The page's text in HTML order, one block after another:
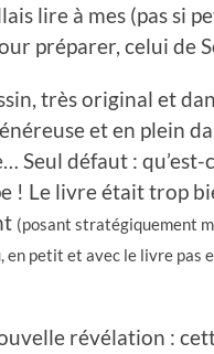
lire à mes (pas si
préparer, celui de
très original et
et en plein
Seul défaut : qu’est-
! Le livre était trop
(posant stratégiquement
en petit et avec le livre pas
révélation :